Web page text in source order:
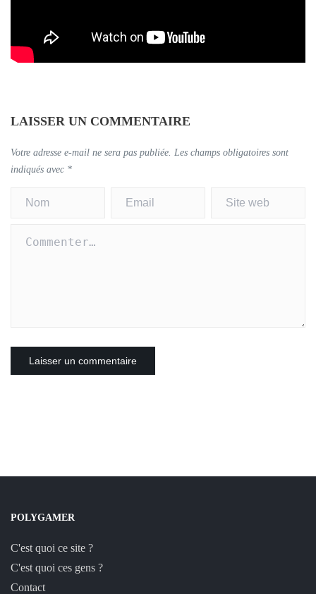
LAISSER UN COMMENTAIRE
Votre adresse e-mail ne sera pas publiée. Les champs obligatoires sont
indiqués avec *
POLYGAMER
C'est quoi ce site ?
C'est quoi ces gens ?
Contact